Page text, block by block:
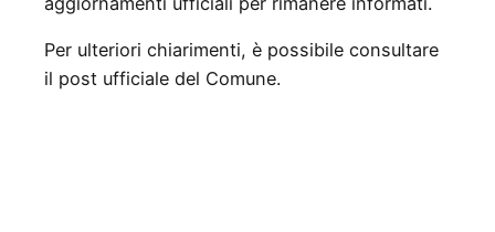
Per ulteriori chiarimenti, è possibile consultare
il post ufficiale del Comune.